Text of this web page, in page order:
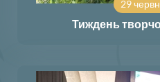
29
Тиждень